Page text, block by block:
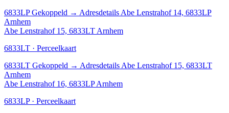
6833LP Gekoppeld → Adresdetails Abe Lenstrahof 14, 6833LP
Arnhem
Abe Lenstrahof 15, 6833LT Arnhem
6833LT · Perceelkaart
6833LT Gekoppeld → Adresdetails Abe Lenstrahof 15, 6833LT
Arnhem
Abe Lenstrahof 16, 6833LP Arnhem
6833LP · Perceelkaart